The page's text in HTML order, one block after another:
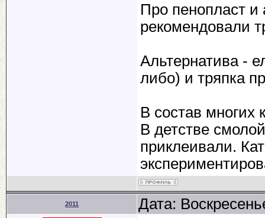
Про пенопласт и
рекомендовали
Альтернатива -
либо) и тряпка
В состав многих
В детстве
приклеивали.
2011 Дата: